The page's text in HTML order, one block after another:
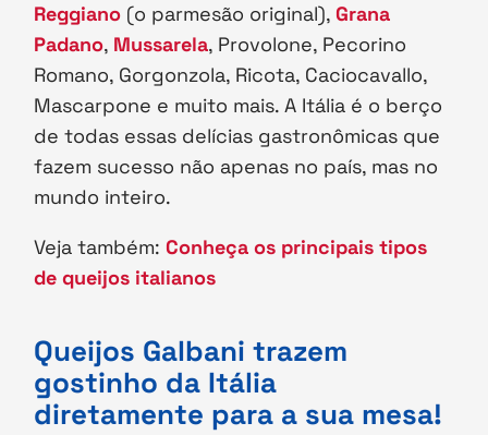
Reggiano (o parmesão original), Grana
Padano, Mussarela, Provolone, Pecorino
Romano, Gorgonzola, Ricota, Caciocavallo,
Mascarpone e muito mais. A Itália é o berço
de todas essas delícias gastronômicas que
fazem sucesso não apenas no país, mas no
mundo inteiro.
Veja também: Conheça os principais tipos
de queijos italianos
Queijos Galbani trazem
gostinho da Itália
diretamente para a sua mesa!